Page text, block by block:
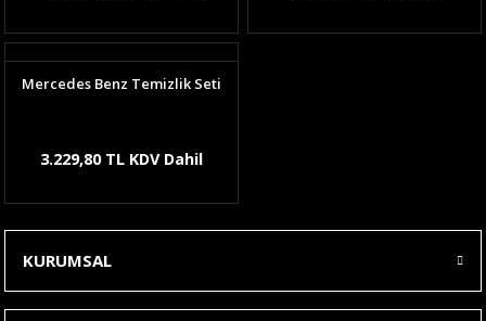
Mercedes Benz Temizlik Seti
3.229,80 TL KDV Dahil
KURUMSAL